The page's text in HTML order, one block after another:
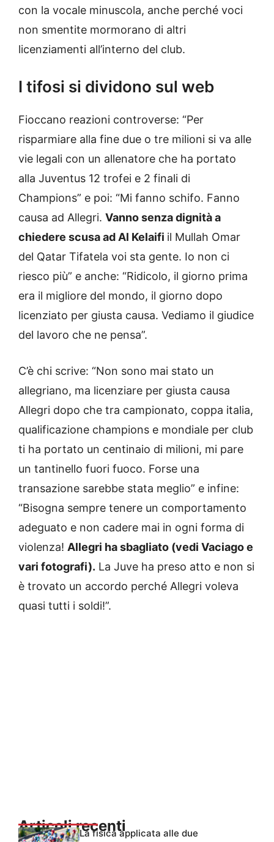
con la vocale minuscola, anche perché voci
non smentite mormorano di altri
licenziamenti all’interno del club.
I tifosi si dividono sul web
Fioccano reazioni controverse: “Per
risparmiare alla fine due o tre milioni si va alle
vie legali con un allenatore che ha portato
alla Juventus 12 trofei e 2 finali di
Champions” e poi: “Mi fanno schifo. Fanno
causa ad Allegri. Vanno senza dignità a
chiedere scusa ad Al Kelaifi il Mullah Omar
del Qatar Tifatela voi sta gente. Io non ci
riesco più” e anche: “Ridicolo, il giorno prima
era il migliore del mondo, il giorno dopo
licenziato per giusta causa. Vediamo il giudice
del lavoro che ne pensa”.
C’è chi scrive: “Non sono mai stato un
allegriano, ma licenziare per giusta causa
Allegri dopo che tra campionato, coppa italia,
qualificazione champions e mondiale per club
ti ha portato un centinaio di milioni, mi pare
un tantinello fuori fuoco. Forse una
transazione sarebbe stata meglio” e infine:
“Bisogna sempre tenere un comportamento
adeguato e non cadere mai in ogni forma di
violenza! Allegri ha sbagliato (vedi Vaciago e
vari fotografi). La Juve ha preso atto e non si
è trovato un accordo perché Allegri voleva
quasi tutti i soldi!”.
Articoli recentiLa fisica applicata alle due